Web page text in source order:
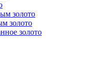
золото
золото
золото